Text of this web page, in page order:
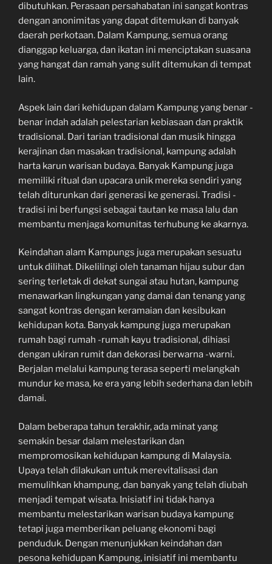
dibutuhkan. Perasaan persahabatan ini sangat kontras
dengan anonimitas yang dapat ditemukan di banyak
daerah perkotaan. Dalam Kampung, semua orang
dianggap keluarga, dan ikatan ini menciptakan suasana
yang hangat dan ramah yang sulit ditemukan di tempat
lain.
Aspek lain dari kehidupan dalam Kampung yang benar -
benar indah adalah pelestarian kebiasaan dan praktik
tradisional. Dari tarian tradisional dan musik hingga
kerajinan dan masakan tradisional, kampung adalah
harta karun warisan budaya. Banyak Kampung juga
memiliki ritual dan upacara unik mereka sendiri yang
telah diturunkan dari generasi ke generasi. Tradisi -
tradisi ini berfungsi sebagai tautan ke masa lalu dan
membantu menjaga komunitas terhubung ke akarnya.
Keindahan alam Kampungs juga merupakan sesuatu
untuk dilihat. Dikelilingi oleh tanaman hijau subur dan
sering terletak di dekat sungai atau hutan, kampung
menawarkan lingkungan yang damai dan tenang yang
sangat kontras dengan keramaian dan kesibukan
kehidupan kota. Banyak kampung juga merupakan
rumah bagi rumah -rumah kayu tradisional, dihiasi
dengan ukiran rumit dan dekorasi berwarna -warni.
Berjalan melalui kampung terasa seperti melangkah
mundur ke masa, ke era yang lebih sederhana dan lebih
damai.
Dalam beberapa tahun terakhir, ada minat yang
semakin besar dalam melestarikan dan
mempromosikan kehidupan kampung di Malaysia.
Upaya telah dilakukan untuk merevitalisasi dan
memulihkan khampung, dan banyak yang telah diubah
menjadi tempat wisata. Inisiatif ini tidak hanya
membantu melestarikan warisan budaya kampung
tetapi juga memberikan peluang ekonomi bagi
penduduk. Dengan menunjukkan keindahan dan
pesona kehidupan Kampung, inisiatif ini membantu